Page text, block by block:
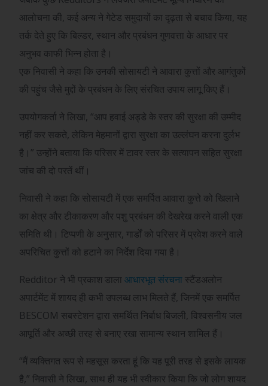
आलोचना की, कई अन्य ने गेटेड समुदायों का दृढ़ता से बचाव किया, यह
तर्क देते हुए कि बिल्डर, स्थान और प्रबंधन गुणवत्ता के आधार पर
अनुभव काफी भिन्न होता है।
एक निवासी ने कहा कि उनकी सोसायटी ने आवारा कुत्तों और आगंतुकों
की पहुंच जैसे मुद्दों के प्रबंधन के लिए संरचित उपाय लागू किए हैं।
उपयोगकर्ता ने लिखा, “आप हवाई अड्डे के स्तर की सुरक्षा की उम्मीद
नहीं कर सकते, लेकिन मेहमानों द्वारा सुरक्षा का उल्लंघन करना दुर्लभ
है।” उन्होंने बताया कि परिसर में टावर स्तर के सत्यापन सहित सुरक्षा
जांच की दो परतें थीं।
निवासी ने कहा कि सोसायटी में एक समर्पित आवारा कुत्ते को खिलाने
का क्षेत्र और टीकाकरण और पशु प्रबंधन की देखरेख करने वाली एक
समिति थी। टिप्पणी के अनुसार, गार्डों को परिसर में प्रवेश करने वाले
अपरिचित कुत्तों को हटाने का निर्देश दिया गया है।
Redditor ने भी प्रकाश डाला आधारभूत संरचनास्टैंडअलोन
अपार्टमेंट में शायद ही कभी उपलब्ध लाभ मिलते हैं, जिनमें एक समर्पित
BESCOM सबस्टेशन द्वारा समर्थित निर्बाध बिजली, विश्वसनीय जल
आपूर्ति और अच्छी तरह से बनाए रखा सामान्य स्थान शामिल हैं।
“मैं व्यक्तिगत रूप से महसूस करता हूं कि यह पूरी तरह से इसके लायक
है,” निवासी ने लिखा, साथ ही यह भी स्वीकार किया कि जो लोग शायद